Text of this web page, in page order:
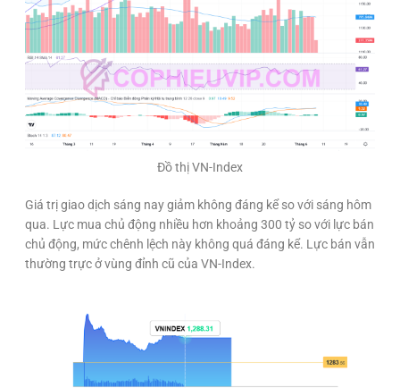
Đồ thị VN-Index
Giá trị giao dịch sáng nay giảm không đáng kể so với sáng hôm
qua. Lực mua chủ động nhiều hơn khoảng 300 tỷ so với lực bán
chủ động, mức chênh lệch này không quá đáng kể. Lực bán vẫn
thường trực ở vùng đỉnh cũ của VN-Index.